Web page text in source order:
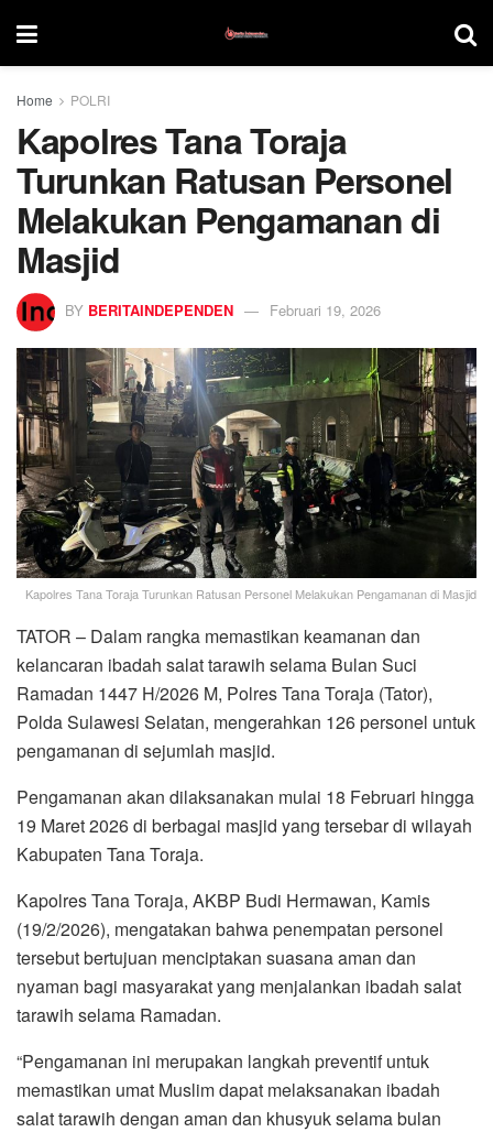
Home POLRI
Kapolres Tana Toraja
Turunkan Ratusan Personel
Melakukan Pengamanan di
Masjid
BY BERITAINDEPENDEN Februari 19, 2026
Kapolres Tana Toraja Turunkan Ratusan Personel Melakukan Pengamanan di Masjid
TATOR – Dalam rangka memastikan keamanan dan
kelancaran ibadah salat tarawih selama Bulan Suci
Ramadan 1447 H/2026 M, Polres Tana Toraja (Tator),
Polda Sulawesi Selatan, mengerahkan 126 personel untuk
pengamanan di sejumlah masjid.
Pengamanan akan dilaksanakan mulai 18 Februari hingga
19 Maret 2026 di berbagai masjid yang tersebar di wilayah
Kabupaten Tana Toraja.
Kapolres Tana Toraja, AKBP Budi Hermawan, Kamis
(19/2/2026), mengatakan bahwa penempatan personel
tersebut bertujuan menciptakan suasana aman dan
nyaman bagi masyarakat yang menjalankan ibadah salat
tarawih selama Ramadan.
“Pengamanan ini merupakan langkah preventif untuk
memastikan umat Muslim dapat melaksanakan ibadah
salat tarawih dengan aman dan khusyuk selama bulan